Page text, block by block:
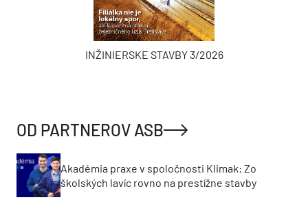
INŽINIERSKE STAVBY 3/2026
OD PARTNEROV ASB
Akadémia praxe v spoločnosti Klimak: Zo
školských lavíc rovno na prestížne stavby